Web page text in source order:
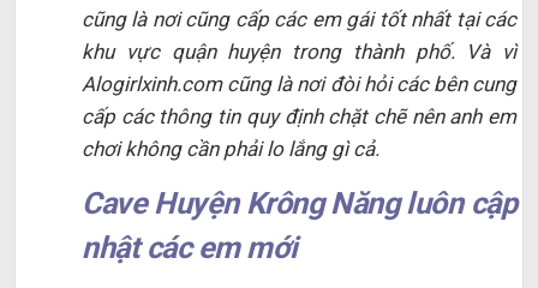
cũng là nơi cũng cấp các em gái tốt nhất tại các
khu vực quận huyện trong thành phố. Và vì
Alogirlxinh.com cũng là nơi đòi hỏi các bên cung
cấp các thông tin quy định chặt chẽ nên anh em
chơi không cần phải lo lắng gì cả.
Cave Huyện Krông Năng luôn cập
nhật các em mới